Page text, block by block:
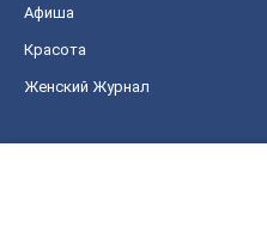
Афиша
Красота
Женский Журнал